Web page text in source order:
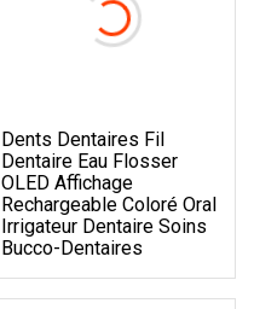
Dents Dentaires Fil
Dentaire Eau Flosser
OLED Affichage
Rechargeable Coloré Oral
Irrigateur Dentaire Soins
Bucco-Dentaires